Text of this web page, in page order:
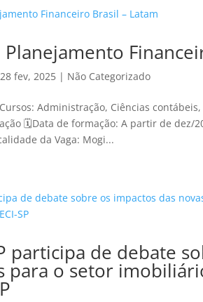
Planejamento
28 fev, 2025 | Não Categorizado
Administração, Ciências
🗓️Data de formação: A partir de dez/
da Vaga: Mogi...
participa de debate
para o setor